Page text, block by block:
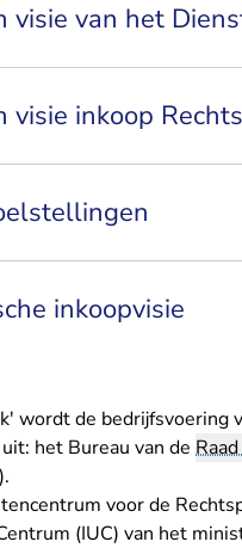
visie van het
visie inkoop
inkoopvisie
wordt de bedrijfsvoering
het Bureau van de
voor de
(IUC) van het